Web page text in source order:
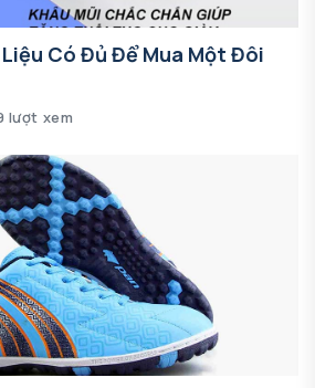
Có Đủ Để Mua Một Đôi
lượt xem